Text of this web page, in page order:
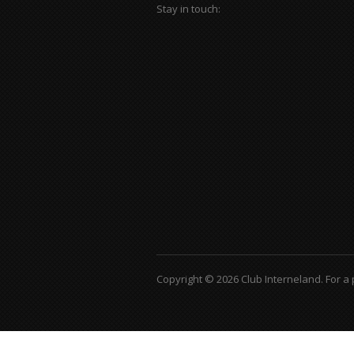
Stay in touch:
Copyright © 2026 Club Interneland. For a